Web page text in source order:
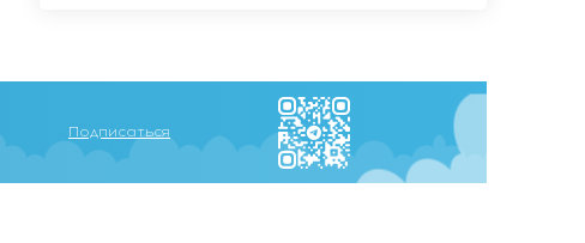
Подписаться